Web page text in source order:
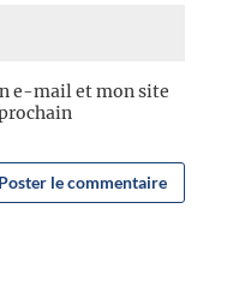
e-mail et mon site